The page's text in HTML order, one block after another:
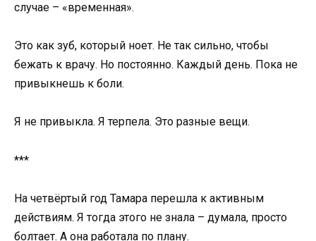
случае – «временная».
Это как зуб, который ноет. Не так сильно, чтобы
бежать к врачу. Но постоянно. Каждый день. Пока не
привыкнешь к боли.
Я не привыкла. Я терпела. Это разные вещи.
***
На четвёртый год Тамара перешла к активным
действиям. Я тогда этого не знала – думала, просто
болтает. А она работала по плану.